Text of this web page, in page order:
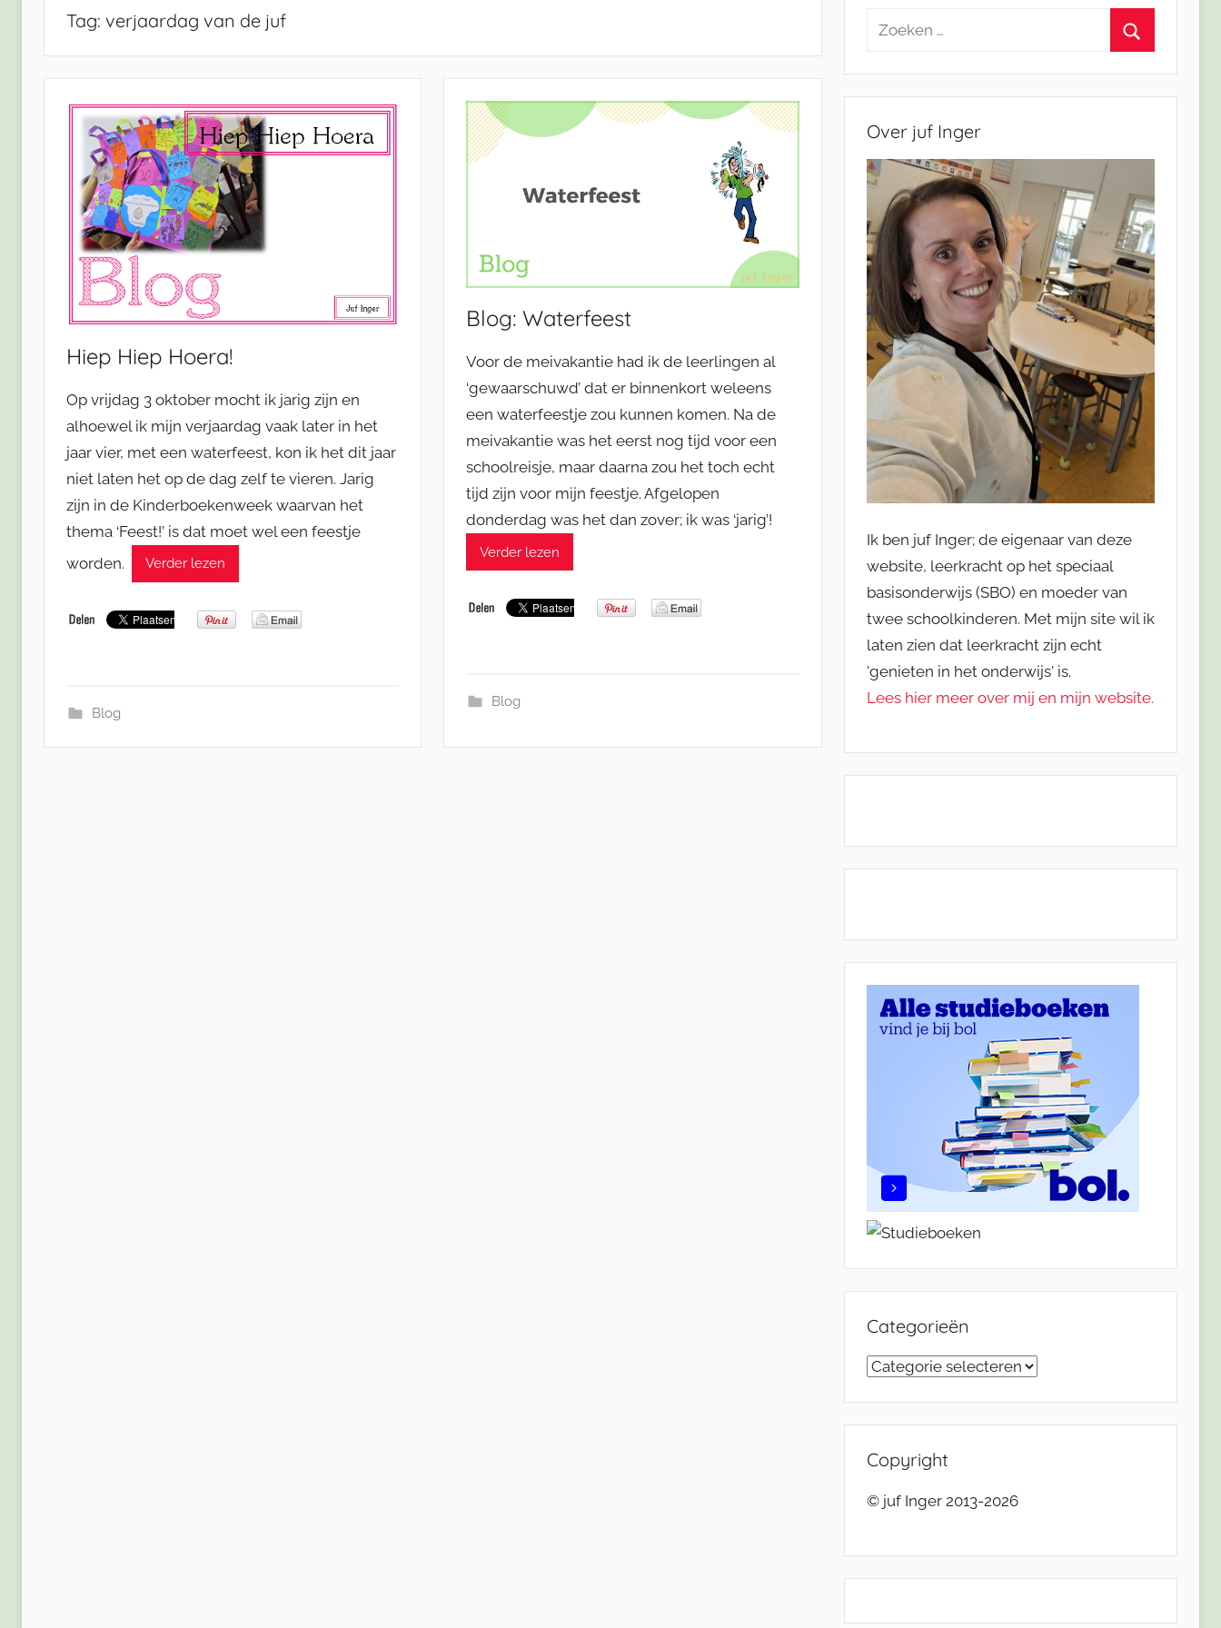
Tag: verjaardag van de juf
Hiep Hiep Hoera!
Op vrijdag 3 oktober mocht ik jarig zijn en
alhoewel ik mijn verjaardag vaak later in het
jaar vier, met een waterfeest, kon ik het dit jaar
niet laten het op de dag zelf te vieren. Jarig
zijn in de Kinderboekenweek waarvan het
thema ‘Feest!’ is dat moet wel een feestje
worden.
Verder lezen
Blog
Blog: Waterfeest
Voor de meivakantie had ik de leerlingen al
‘gewaarschuwd’ dat er binnenkort weleens
een waterfeestje zou kunnen komen. Na de
meivakantie was het eerst nog tijd voor een
schoolreisje, maar daarna zou het toch echt
tijd zijn voor mijn feestje. Afgelopen
donderdag was het dan zover; ik was ‘jarig’!
Verder lezen
Blog
Zoeken
Over juf Inger
Ik ben juf Inger; de eigenaar van deze
website, leerkracht op het speciaal
basisonderwijs (SBO) en moeder van
twee schoolkinderen. Met mijn site wil ik
laten zien dat leerkracht zijn echt
'genieten in het onderwijs' is.
Lees hier meer over mij en mijn website.
Categorieën
Categorieën
Copyright
© juf Inger 2013-2026